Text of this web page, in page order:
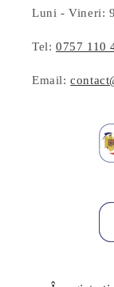
Luni - Vineri:
Tel:0757 110
Email: